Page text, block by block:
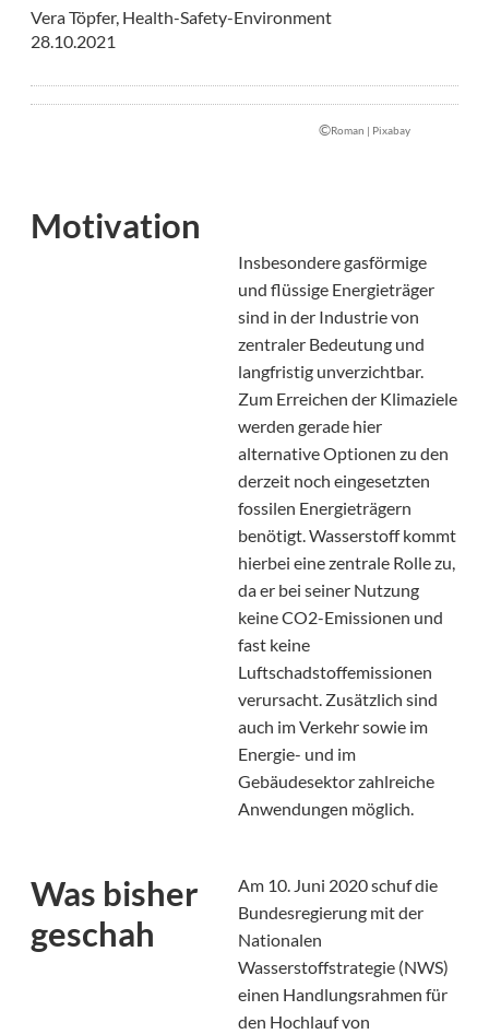
Vera Töpfer, Health-Safety-Environment
28.10.2021
©Roman | Pixabay
Motivation
Insbesondere gasförmige
und flüssige Energieträger
sind in der Industrie von
zentraler Bedeutung und
langfristig unverzichtbar.
Zum Erreichen der Klimaziele
werden gerade hier
alternative Optionen zu den
derzeit noch eingesetzten
fossilen Energieträgern
benötigt. Wasserstoff kommt
hierbei eine zentrale Rolle zu,
da er bei seiner Nutzung
keine CO2-Emissionen und
fast keine
Luftschadstoffemissionen
verursacht. Zusätzlich sind
auch im Verkehr sowie im
Energie- und im
Gebäudesektor zahlreiche
Anwendungen möglich.
Was bisher
geschah
Am 10. Juni 2020 schuf die
Bundesregierung mit der
Nationalen
Wasserstoffstrategie (NWS)
einen Handlungsrahmen für
den Hochlauf von